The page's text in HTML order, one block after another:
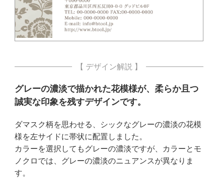
【 デザイン解説 】
グレーの濃淡で描かれた花模様が、柔らか且つ
誠実な印象を残すデザインです。
ダマスク柄を思わせる、シックなグレーの濃淡の花模
様を左サイドに帯状に配置しました。
カラーを選択してもグレーの濃淡ですが、カラーとモ
ノクロでは、グレーの濃淡のニュアンスが異なりま
す。